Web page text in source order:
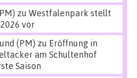
zu Westfalenpark stellt
vor
(PM) zu Eröffnung in
am Schultenhof
Saison